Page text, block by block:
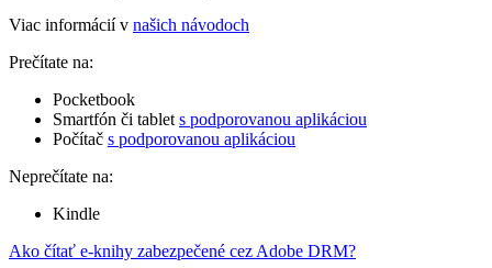
Viac informácií v našich návodoch
Prečítate na:
Pocketbook
Smartfón či tablet s podporovanou aplikáciou
Počítač s podporovanou aplikáciou
Neprečítate na:
Kindle
Ako čítať e-knihy zabezpečené cez Adobe DRM?